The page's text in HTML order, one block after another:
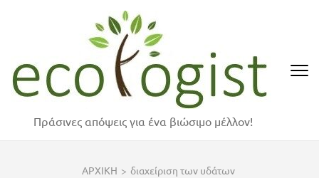
Enter)
Πράσινες απόψεις για ένα βιώσιμο μέλλον!
ΑΡΧΙΚΗ > διαχείριση των υδάτων